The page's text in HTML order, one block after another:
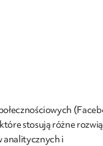
stosują różne
analitycznych i